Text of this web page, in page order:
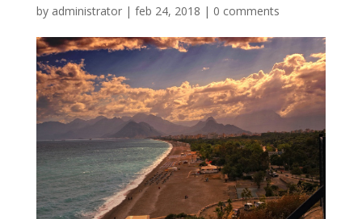
by administrator| feb 24, 2018 | 0 comments